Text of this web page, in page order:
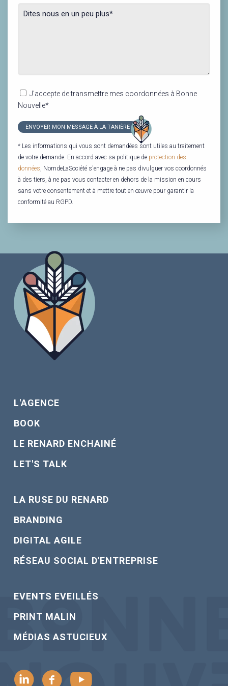
J'accepte de transmettre mes coordonnées à Bonne
Nouvelle*
* Les informations qui vous sont demandées sont utiles au traitement
de votre demande. En accord avec sa politique de protection des
données , NomdeLaSociété s'engage à ne pas divulguer vos coordonnés
à des tiers, à ne pas vous contacter en dehors de la mission en cours
sans votre consentement et à mettre tout en œuvre pour garantir la
conformité au RGPD.
L'AGENCE
BOOK
LE RENARD ENCHAINÉ
LET'S TALK
LA RUSE DU RENARD
BRANDING
DIGITAL AGILE
RÉSEAU SOCIAL D'ENTREPRISE
EVENTS EVEILLÉS
PRINT MALIN
MÉDIAS ASTUCIEUX